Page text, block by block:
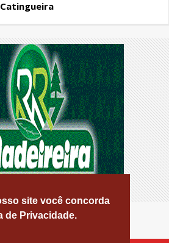
site você concorda
de Privacidade.